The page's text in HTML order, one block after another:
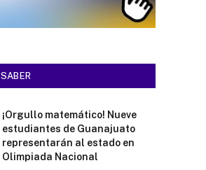
SABER
¡Orgullo matemático! Nueve
estudiantes de Guanajuato
representarán al estado en
Olimpiada Nacional